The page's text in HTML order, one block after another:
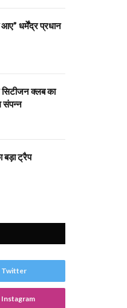
धर्मेंद्र प्रधान
सिटीजन क्लब का
संपन्न
ट्रैप
Twitter
Instagram